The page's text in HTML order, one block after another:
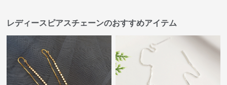
レディースピアスチェーンのおすすめアイテム